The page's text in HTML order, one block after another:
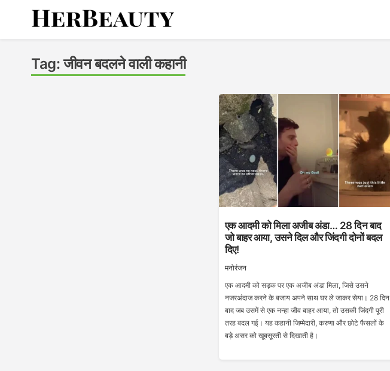
Tag:जीवन बदलने वाली कहानी
एक आदमी को मिला अजीब अंडा… 28 दिन बाद
जो बाहर आया, उसने दिल और जिंदगी दोनों बदल
दिए!
मनोरंजन
एक आदमी को सड़क पर एक अजीब अंडा मिला, जिसे उसने
नजरअंदाज करने के बजाय अपने साथ घर ले जाकर सेया। 28 दिन
बाद जब उसमें से एक नन्हा जीव बाहर आया, तो उसकी जिंदगी पूरी
तरह बदल गई। यह कहानी जिम्मेदारी, करुणा और छोटे फैसलों के
बड़े असर को खूबसूरती से दिखाती है।